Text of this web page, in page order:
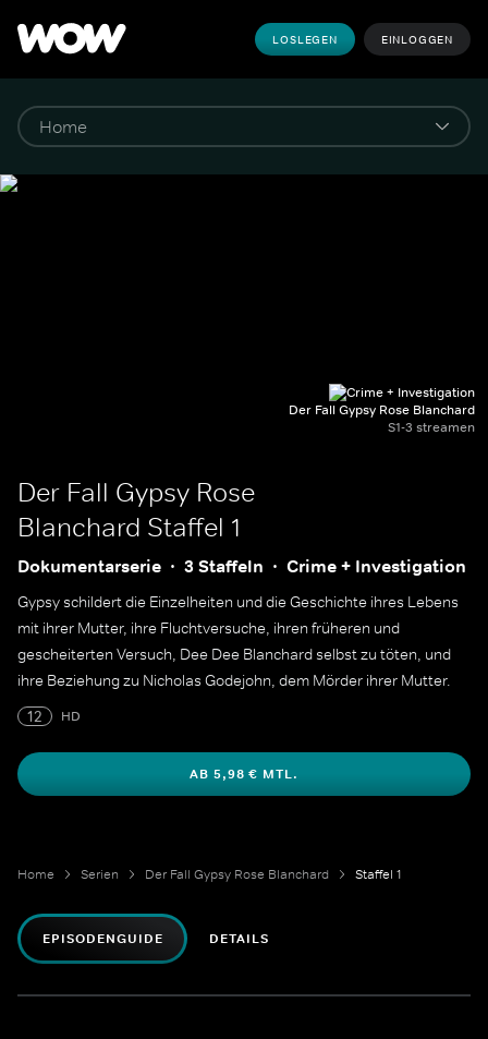
LOSLEGEN EINLOGGEN
Der Fall Gypsy Rose Blanchard
S1-3 streamen
Der Fall Gypsy Rose
Blanchard Staffel 1
Dokumentarserie 3 Staffeln Crime + Investigation
Gypsy schildert die Einzelheiten und die Geschichte ihres Lebens
mit ihrer Mutter, ihre Fluchtversuche, ihren früheren und
gescheiterten Versuch, Dee Dee Blanchard selbst zu töten, und
ihre Beziehung zu Nicholas Godejohn, dem Mörder ihrer Mutter.
12
HD
AB 5,98 € MTL.
Home Serien Der Fall Gypsy Rose Blanchard Staffel 1
EPISODENGUIDE DETAILS